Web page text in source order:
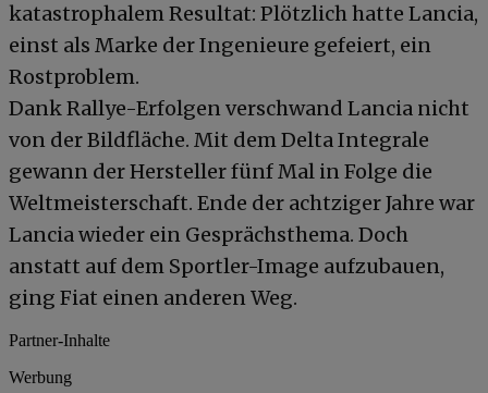
katastrophalem Resultat: Plötzlich hatte Lancia,
einst als Marke der Ingenieure gefeiert, ein
Rostproblem.
Dank Rallye-Erfolgen verschwand Lancia nicht
von der Bildfläche. Mit dem Delta Integrale
gewann der Hersteller fünf Mal in Folge die
Weltmeisterschaft. Ende der achtziger Jahre war
Lancia wieder ein Gesprächsthema. Doch
anstatt auf dem Sportler-Image aufzubauen,
ging Fiat einen anderen Weg.
Partner-Inhalte
Werbung